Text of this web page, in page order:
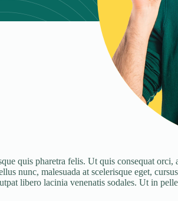
quis pharetra felis. Ut quis consequat orci,
nunc, malesuada at scelerisque eget,
libero lacinia venenatis sodales. Ut in